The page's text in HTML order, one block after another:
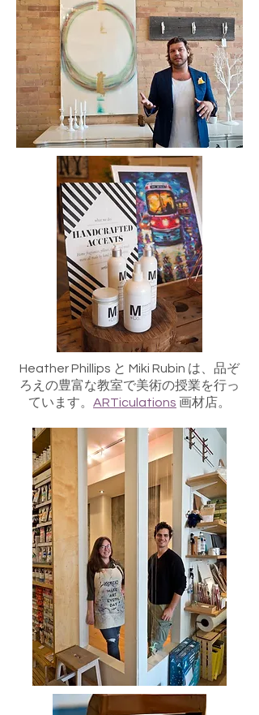
Heather Phillips と Miki Rubin は、品ぞ
ろえの豊富な教室で美術の授業を行っ
ています。 ARTiculations 画材店。